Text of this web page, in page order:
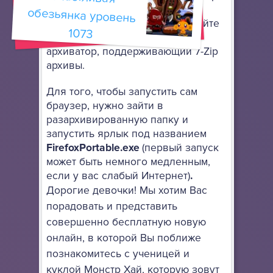
онлайн. Он не требует особой
установки: просто разархивируйте
его в любое место, используя
архиватор, поддерживающий 7-Zip
архивы.
Для того, чтобы запустить сам
браузер, нужно зайти в
разархивированную папку и
запустить ярлык под названием
FirefoxPortable.exe(первый запуск
может быть немного медленным,
если у вас слабый Интернет).
Дорогие девочки! Мы хотим Вас
порадовать и представить
совершенно бесплатную новую
онлайн, в которой Вы поближе
познакомитесь с ученицей и
куклой Монстр Хай, которую зовут
1073